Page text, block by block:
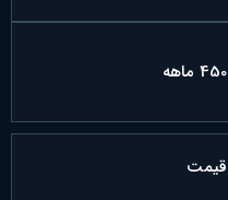
450 ماهه
قیمت